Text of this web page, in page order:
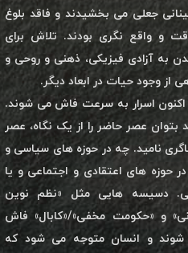
جعلی می بخشیدند و فاقد بلوغ
و واقع نگری بودند. تلاش برای
به آزادی فیزیکی، ذهنی و روحی و
از وجود حیات در ابعاد دیگر.
اسرار به سرعت فاش می شوند.
بتوان عصر حاضر را از یک نگاه، عصر
نامید. چه در حوزه های سیاسی و
حوزه های اعتقادی و اجتماعی و یا
دسیسه هایی مثل «نظم نوین
و «حکومت مخفی»/«کابال» فاش
و انسان متوجه می شود که